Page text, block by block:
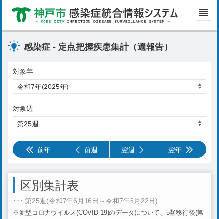
感染症 - 定点把握疾患集計（週報告）
対象年
対象週
前年 前週 翌週 翌年
区別集計表
･･･ 第25週(令和7年6月16日～令和7年6月22日)
※新型コロナウイルス(COVID-19)のデータについて、5類移行後(第